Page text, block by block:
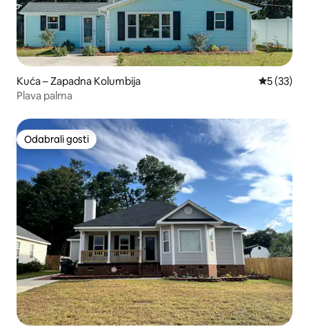
Kuća – Zapadna Kolumbija Prosječna
5 (33)
Plava palma
Odabrali gosti
Odabrali gosti